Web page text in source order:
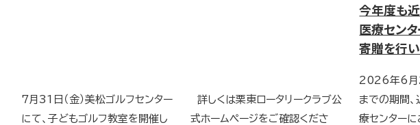
7月31日（金）美松ゴルフセンター
にて、子どもゴルフ教室を開催し
詳しくは栗東ロータリークラブ公
式ホームページをご確認くださ
今年度も
医療セン
寄贈を行
2026年6月
までの期間
療センターに